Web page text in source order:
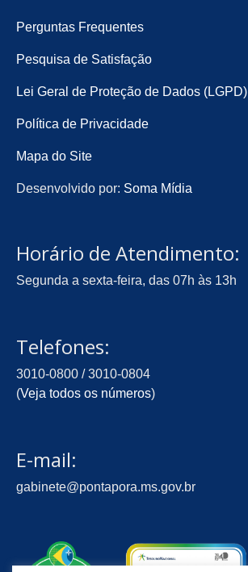
Perguntas Frequentes
Pesquisa de Satisfação
Lei Geral de Proteção de Dados (LGPD)
Política de Privacidade
Mapa do Site
Desenvolvido por: Soma Mídia
Horário de Atendimento:
Segunda a sexta-feira, das 07h às 13h
Telefones:
3010-0800 / 3010-0804
(Veja todos os números)
E-mail:
gabinete@pontapora.ms.gov.br